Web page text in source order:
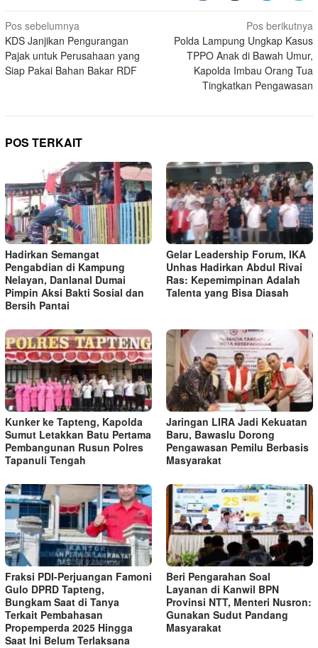
Navigasi
pos
Pos sebelumnya
KDS Janjikan Pengurangan
Pajak untuk Perusahaan yang
Siap Pakai Bahan Bakar RDF
Pos berikutnya
Polda Lampung Ungkap Kasus
TPPO Anak di Bawah Umur,
Kapolda Imbau Orang Tua
Tingkatkan Pengawasan
POS TERKAIT
Hadirkan Semangat
Pengabdian di Kampung
Nelayan, Danlanal Dumai
Pimpin Aksi Bakti Sosial dan
Bersih Pantai
Gelar Leadership Forum, IKA
Unhas Hadirkan Abdul Rivai
Ras: Kepemimpinan Adalah
Talenta yang Bisa Diasah
Kunker ke Tapteng, Kapolda
Sumut Letakkan Batu Pertama
Pembangunan Rusun Polres
Tapanuli Tengah
Jaringan LIRA Jadi Kekuatan
Baru, Bawaslu Dorong
Pengawasan Pemilu Berbasis
Masyarakat
Fraksi PDI-Perjuangan Famoni
Gulo DPRD Tapteng,
Bungkam Saat di Tanya
Terkait Pembahasan
Propemperda 2025 Hingga
Saat Ini Belum Terlaksana
Beri Pengarahan Soal
Layanan di Kanwil BPN
Provinsi NTT, Menteri Nusron:
Gunakan Sudut Pandang
Masyarakat